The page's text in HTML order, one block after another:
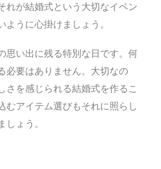
れが結婚式という大切なイベン
ように心掛けましょう。
思い出に残る特別な日です。何
必要はありません。大切なの
さを感じられる結婚式を作るこ
むアイテム選びもそれに照らし
しょう。